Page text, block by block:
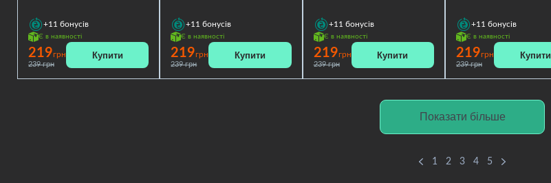
+11 бонусів
Є в наявності
219грн
239 грн
Купити
+11 бонусів
Є в наявності
219грн
239 грн
Купити
+11 бонусів
Є в наявності
219грн
239 грн
Купити
+11 бонусів
Є в наявності
219грн
239 грн
Купити
Показати більше
1 2 3 4 5